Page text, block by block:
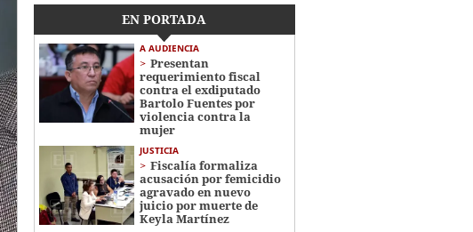
EN PORTADA
A AUDIENCIA
Presentan
requerimiento fiscal
contra el exdiputado
Bartolo Fuentes por
violencia contra la
mujer
JUSTICIA
Fiscalía formaliza
acusación por femicidio
agravado en nuevo
juicio por muerte de
Keyla Martínez